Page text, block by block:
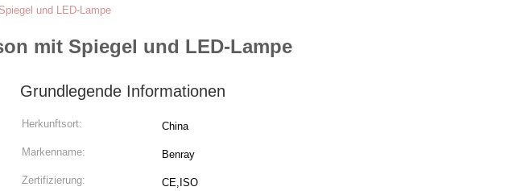
und LED-Lampe
mit Spiegel und LED-Lampe
Grundlegende Informationen
Herkunftsort: China
Markenname: Benray
Zertifizierung: CE,ISO